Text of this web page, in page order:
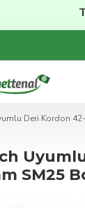
Deri Kordon
SM25